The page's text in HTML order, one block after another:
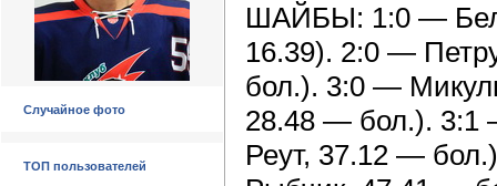
Случайное фото
ТОП пользователей
ШАЙБЫ: 1:0 —
16.39). 2:0 —
бол.). 3:0 —
28.48 — бол.). 3:1
Реут, 37.12 —